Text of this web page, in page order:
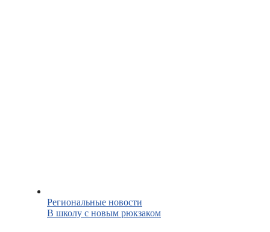
Региональные новости
В школу с новым рюкзаком